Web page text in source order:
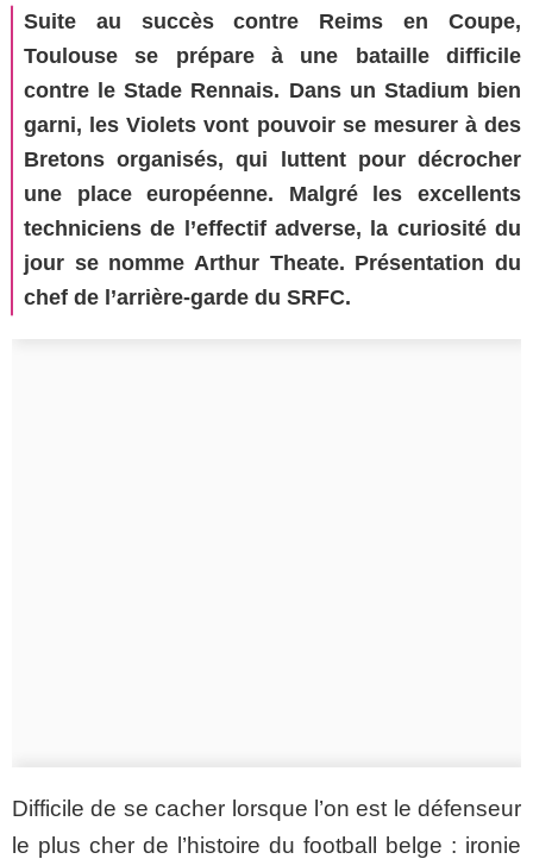
Suite au succès contre Reims en Coupe,
Toulouse se prépare à une bataille difficile
contre le Stade Rennais. Dans un Stadium bien
garni, les Violets vont pouvoir se mesurer à des
Bretons organisés, qui luttent pour décrocher
une place européenne. Malgré les excellents
techniciens de l’effectif adverse, la curiosité du
jour se nomme Arthur Theate. Présentation du
chef de l’arrière-garde du SRFC.
Difficile de se cacher lorsque l’on est le défenseur
le plus cher de l’histoire du football belge : ironie